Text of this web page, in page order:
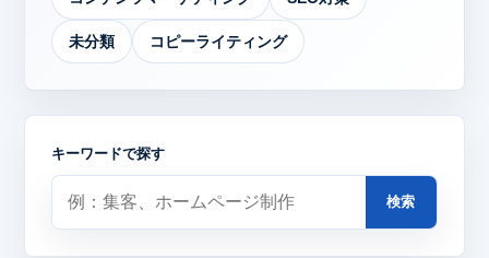
未分類 コピーライティング
キーワードで探す
検索